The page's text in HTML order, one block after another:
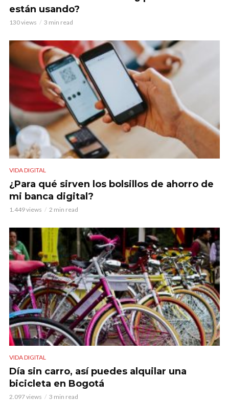
están usando?
130 views 3 min read
VIDA DIGITAL
¿Para qué sirven los bolsillos de ahorro de
mi banca digital?
1.449 views 2 min read
VIDA DIGITAL
Día sin carro, así puedes alquilar una
bicicleta en Bogotá
2.097 views 3 min read